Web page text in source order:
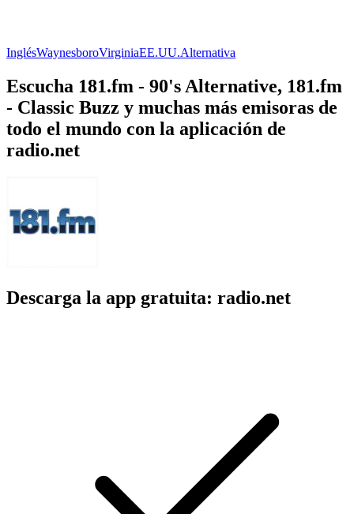
InglésWaynesboroVirginiaEE.UU.Alternativa
Escucha 181.fm - 90's Alternative, 181.fm
- Classic Buzz y muchas más emisoras de
todo el mundo con la aplicación de
radio.net
Descarga la app gratuita: radio.net